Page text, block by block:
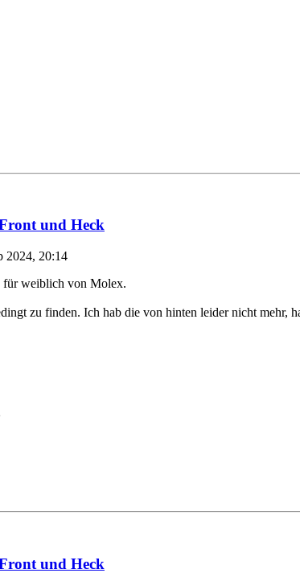
und Heck
2024, 20:14
weiblich von Molex.
zu finden. Ich hab die von hinten leider nicht mehr,
und Heck